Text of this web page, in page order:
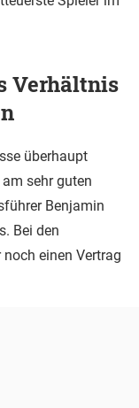
Verhältnis
überhaupt
sehr guten
Benjamin
Bei den
einen Vertrag